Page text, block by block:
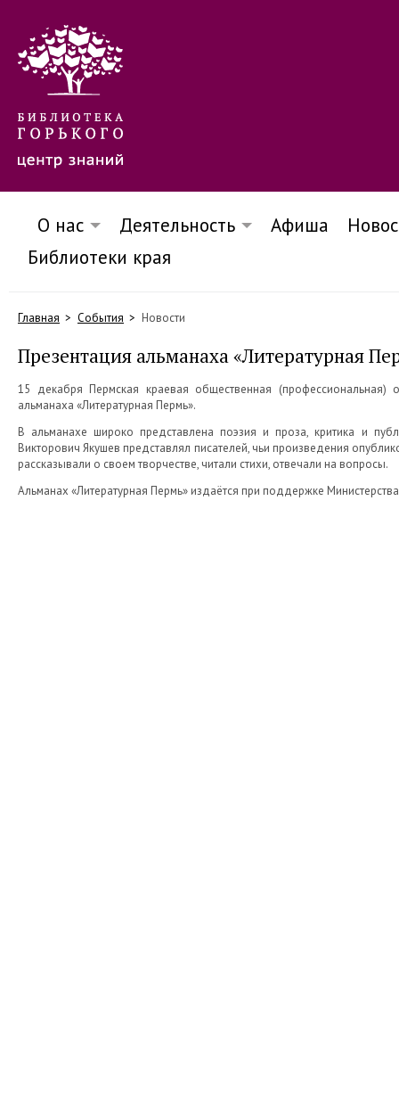
О нас Деятельность Афиша
Библиотеки края
Главная События Новости
Презентация альманаха «Литературная
15 декабря Пермская краевая общественная
альманаха «Литературная Пермь».
В альманахе широко представлена поэзия и проза, критика и
Викторович Якушев представлял писателей, чьи произведения
рассказывали о своем творчестве, читали стихи, отвечали на вопросы.
Альманах «Литературная Пермь» издаётся при поддержке